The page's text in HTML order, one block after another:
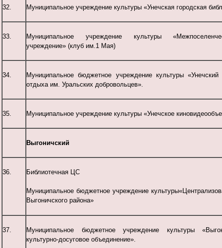
32. Муниципальное учреждение культуры «Унечская городская
33.
Муниципальное учреждение культуры
учреждение» (клуб им.1 Мая)
34.
Муниципальное бюджетное учреждение культуры
отдыха им. Уральских добровольцев».
35. Муниципальное учреждение культуры «Унечское
Выгоничский
36. Библиотечная ЦС
Муниципальное бюджетное учреждение
Выгоничского района»
37.
Муниципальное бюджетное учреждение культуры
культурно-досуговое объединение».